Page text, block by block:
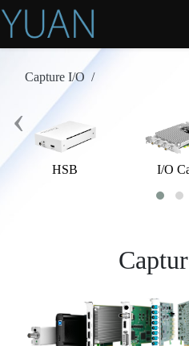
Capture I/O /
HSB I/O
‹